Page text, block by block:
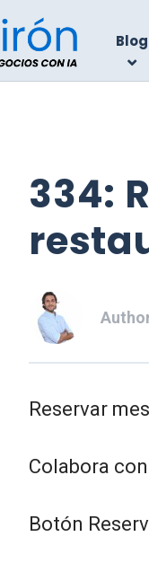
Blog
334:
Reservar
Colabora
Botón